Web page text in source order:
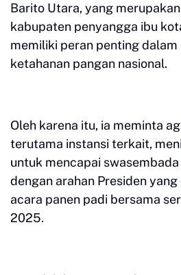
Barito Utara, yang
kabupaten penyangga ibu
memiliki peran penting
ketahanan pangan nasional.
Oleh karena itu, ia meminta
terutama instansi terkait,
untuk mencapai swasembada
dengan arahan Presiden
acara panen padi bersama
2025.